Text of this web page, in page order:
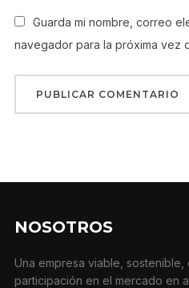
Guarda mi nombre, correo
navegador para la próxima vez
NOSOTROS
Una empresa viable,
participación en el mercado en